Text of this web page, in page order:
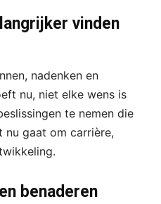
vinden
nadenken en
nu, niet elke wens is
te nemen die
gaat om carrière,
benaderen